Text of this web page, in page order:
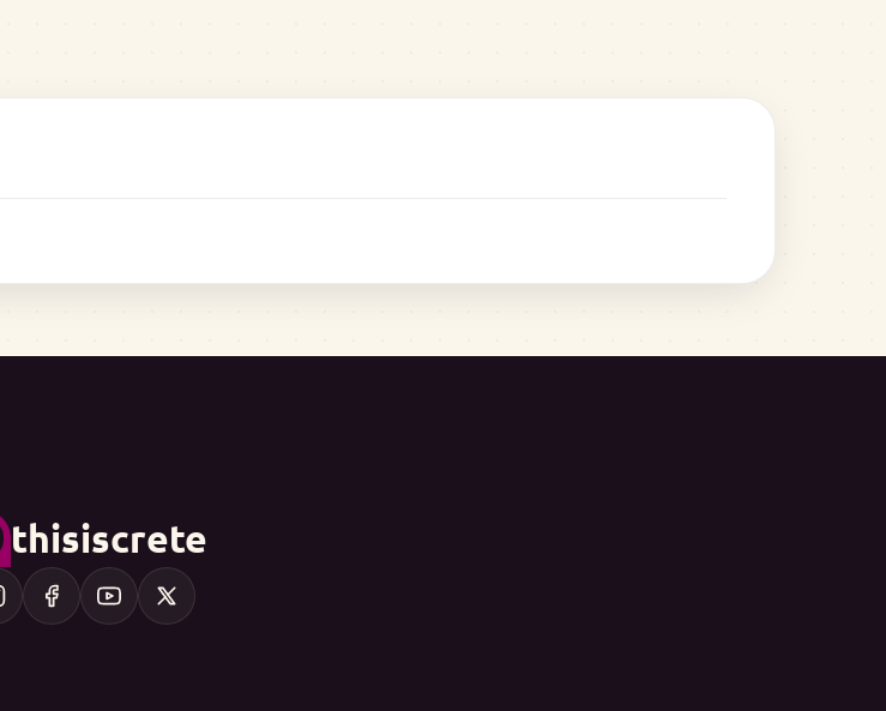
thisiscrete